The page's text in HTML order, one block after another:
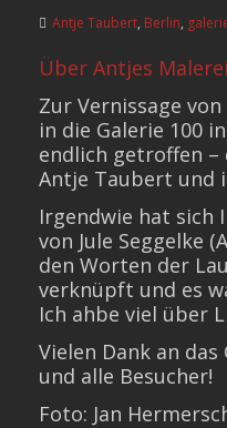
Antje Taubert, Berlin,
Über Antjes Malerei
Zur Vernissage von
in die Galerie 100
endlich getroffen
Antje Taubert und
Irgendwie hat sich
von Jule Seggelke
den Worten der
verknüpft und es
Ich ahbe viel über
Vielen Dank an
und alle Besucher!
Foto: Jan